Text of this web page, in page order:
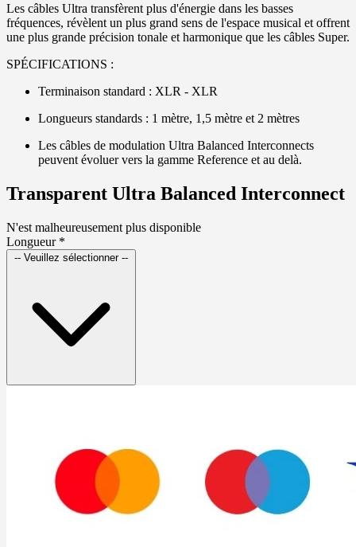
Les câbles Ultra transfèrent plus d'énergie dans les basses
fréquences, révèlent un plus grand sens de l'espace musical et offrent
une plus grande précision tonale et harmonique que les câbles Super.
SPÉCIFICATIONS :
Terminaison standard : XLR - XLR
Longueurs standards : 1 mètre, 1,5 mètre et 2 mètres
Les câbles de modulation Ultra Balanced Interconnects
peuvent évoluer vers la gamme Reference et au delà.
Transparent Ultra Balanced Interconnect
N'est malheureusement plus disponible
Longueur *
-- Veuillez sélectionner --